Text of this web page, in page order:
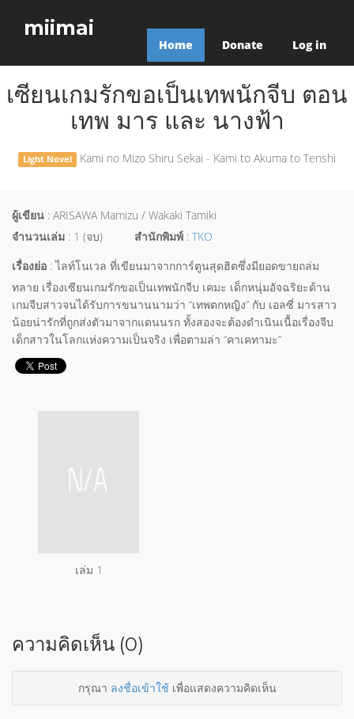
miimai
Home Donate Log in
เซียนเกมรักขอเป็นเทพนักจีบ ตอน
เทพ มาร และ นางฟ้า
Light Novel Kami no Mizo Shiru Sekai - Kami to Akuma to Tenshi
ผู้เขียน : ARISAWA Mamizu / Wakaki Tamiki
จำนวนเล่ม : 1 (จบ) สำนักพิมพ์ : TKO
เรื่องย่อ : ไลท์โนเวล ที่เขียนมาจากการ์ตูนสุดฮิตซึ่งมียอดขายถล่ม
ทลาย เรื่องเซียนเกมรักขอเป็นเทพนักจีบ เคมะ เด็กหนุ่มอัจฉริยะด้าน
เกมจีบสาวจนได้รับการขนานนามว่า “เทพตกหญิง” กับ เอลซี่ มารสาว
น้อยน่ารักที่ถูกส่งตัวมาจากแดนนรก ทั้งสองจะต้องดำเนินเนื้อเรื่องจีบ
เด็กสาวในโลกแห่งความเป็นจริง เพื่อตามล่า “คาเคทามะ”
เล่ม 1
ความคิดเห็น (0)
กรุณา ลงชื่อเข้าใช้เพื่อแสดงความคิดเห็น